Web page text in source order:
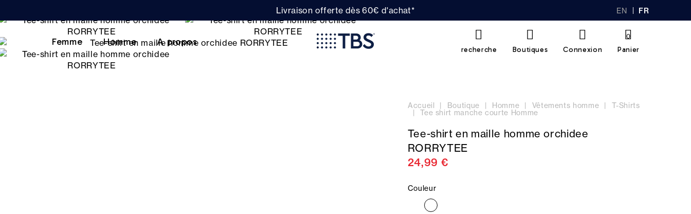
Livraison offerte dès 60€ d'achat* EN FR
Femme Homme A propos
recherche Boutiques Connexion Panier
0
Accueil Boutique Homme Vêtements homme T-Shirts
Tee shirt manche courte Homme
Tee-shirt en maille homme orchidee
RORRYTEE
24,99 €
Couleur